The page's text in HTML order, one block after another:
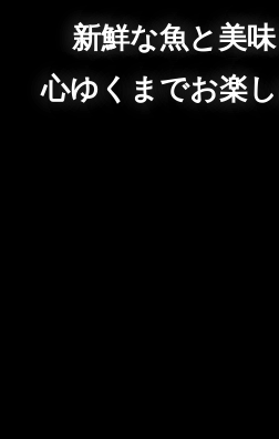
新鮮な魚と美
心ゆくまでお楽し